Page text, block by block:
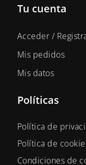
Tu cuenta
Acceder /
Mis pedidos
Mis datos
Políticas
Política de
Política de
Condiciones de